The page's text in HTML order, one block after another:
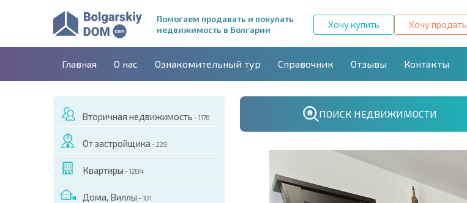
Помогаем продавать и покупать
недвижимость в Болгарии
Хочу купить Хочу продать
Главная О нас Ознакомительный тур Справочник Отзывы Контакты
Вторичная недвижимость - 1176
От застройщика - 229
Квартиры - 1284
Дома, Виллы - 101
ПОИСК НЕДВИЖИМОСТИ